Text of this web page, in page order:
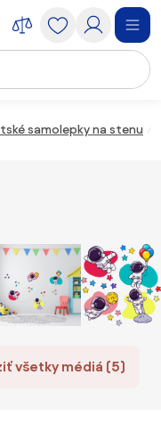
samolepky na stenu
všetky médiá (5)